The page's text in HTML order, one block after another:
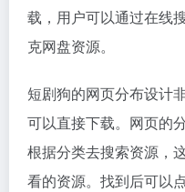
载，用户可以通过在线
克网盘资源。
短剧狗的网页分布设计
可以直接下载。网页的
根据分类去搜索资源，
看的资源。找到后可以